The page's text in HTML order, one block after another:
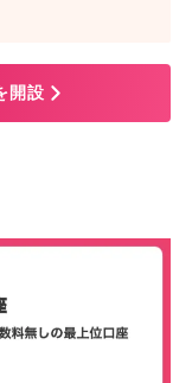
開設